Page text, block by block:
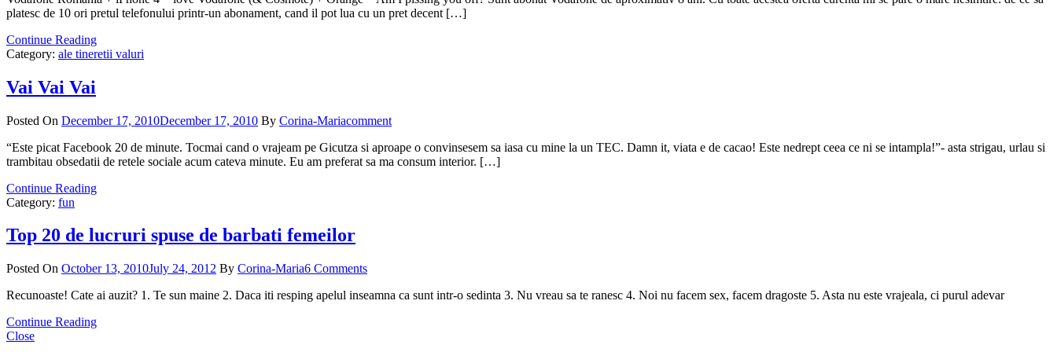
platesc de 10 ori pretul telefonului printr-un abonament, cand il pot lua cu un pret decent […]
Continue Reading
Category: ale tineretii valuri
Vai Vai Vai
Posted On December 17, 2010December 17, 2010 By Corina-Mariacomment
“Este picat Facebook 20 de minute. Tocmai cand o vrajeam pe Gicutza si aproape o convinsesem sa iasa cu mine la un TEC. Damn it, viata e de cacao! Este nedrept ceea ce ni se intampla!”- asta strigau, urlau si
trambitau obsedatii de retele sociale acum cateva minute. Eu am preferat sa ma consum interior. […]
Continue Reading
Category: fun
Top 20 de lucruri spuse de barbati femeilor
Posted On October 13, 2010July 24, 2012 By Corina-Maria6 Comments
Recunoaste! Cate ai auzit? 1. Te sun maine 2. Daca iti resping apelul inseamna ca sunt intr-o sedinta 3. Nu vreau sa te ranesc 4. Noi nu facem sex, facem dragoste 5. Asta nu este vrajeala, ci purul adevar
Continue Reading
Close